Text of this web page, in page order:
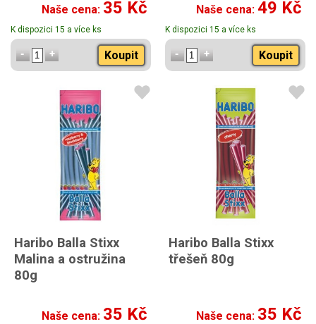
Naše cena: 35 Kč
K dispozici 15 a více ks
Koupit
Naše cena: 49 Kč
K dispozici 15 a více ks
Koupit
Haribo Balla Stixx
Malina a ostružina
80g
Naše cena: 35 Kč
Haribo Balla Stixx
třešeň 80g
Naše cena: 35 Kč